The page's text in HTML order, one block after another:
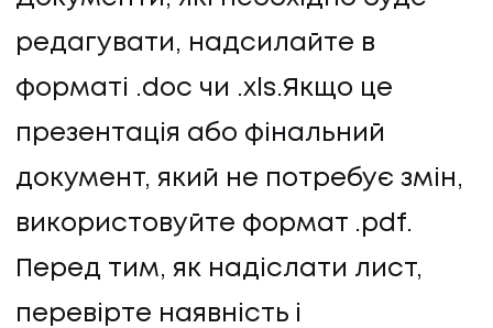
редагувати, надсилайте в
форматі .doc чи .xls.Якщо це
презентація або фінальний
документ, який не потребує змін,
використовуйте формат .pdf.
Перед тим, як надіслати лист,
перевірте наявність і